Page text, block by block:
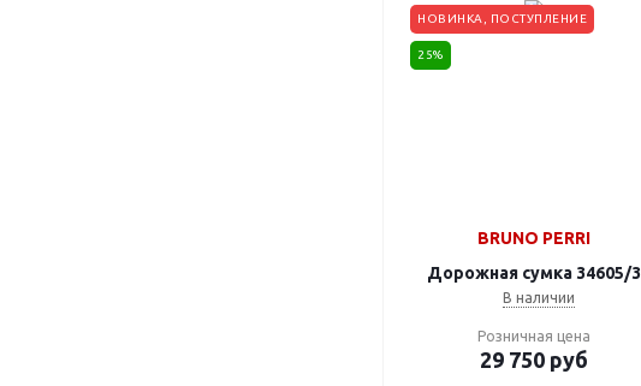
НОВИНКА, ПОСТУПЛЕНИЕ
25%
BRUNO PERRI
Дорожная сумка 34605/3
В наличии
Розничная цена
29 750руб